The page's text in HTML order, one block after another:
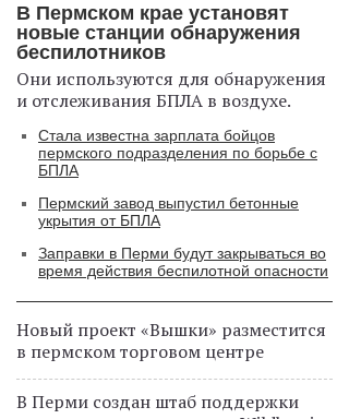
В Пермском крае установят
новые станции обнаружения
беспилотников
Они используются для обнаружения
и отслеживания БПЛА в воздухе.
Стала известна зарплата бойцов
пермского подразделения по борьбе с
БПЛА
Пермский завод выпустил бетонные
укрытия от БПЛА
Заправки в Перми будут закрываться во
время действия беспилотной опасности
Новый проект «Вышки» разместится
в пермском торговом центре
В Перми создан штаб поддержки